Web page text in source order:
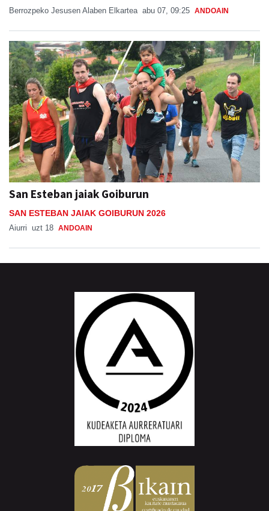
Berrozpeko Jesusen Alaben Elkartea abu 07, 09:25 ANDOAIN
San Esteban jaiak Goiburun
SAN ESTEBAN JAIAK GOIBURUN 2026
Aiurri uzt 18 ANDOAIN